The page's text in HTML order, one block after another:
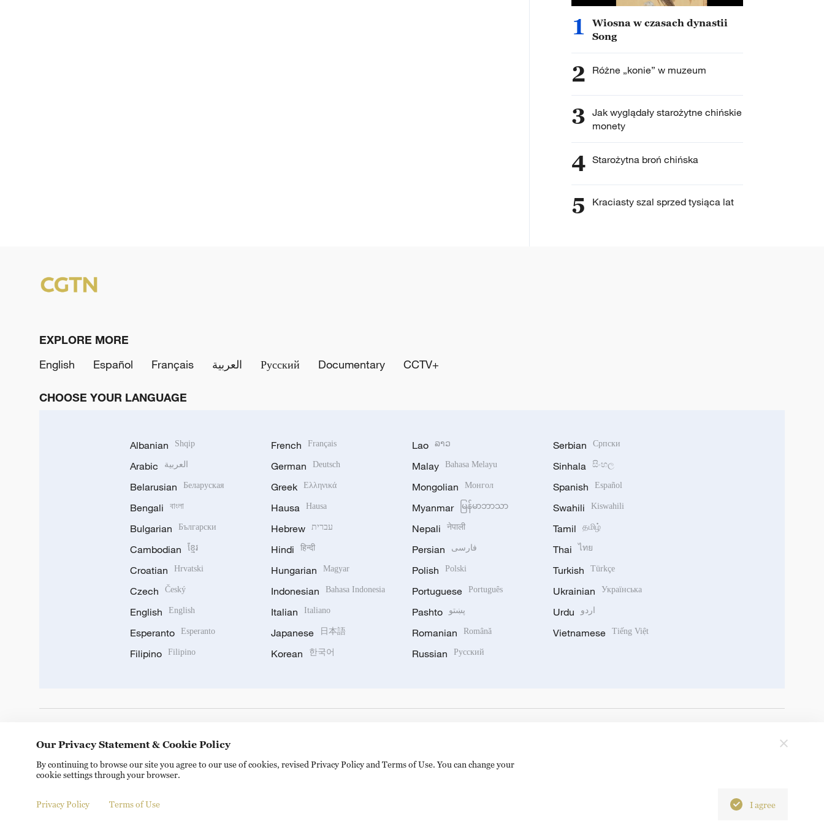
1
Wiosna w czasach dynastii
Song
2 Różne „konie” w muzeum
3 Jak wyglądały starożytne chińskie
monety
4 Starożytna broń chińska
5 Kraciasty szal sprzed tysiąca lat
EXPLORE MORE
English
Español Français العربية Русский Documentary CCTV+
CHOOSE YOUR LANGUAGE
Albanian Shqip
Arabic العربية
Belarusian Беларуская
Bengali বাংলা
Bulgarian Български
Cambodian ខ្មែរ
Croatian Hrvatski
Czech Český
English English
Esperanto Esperanto
Filipino Filipino
French Français
German Deutsch
Greek Ελληνικά
Hausa Hausa
Hebrew עברית
Hindi हिन्दी
Hungarian Magyar
Indonesian Bahasa Indonesia
Italian Italiano
Japanese 日本語
Korean 한국어
Lao ລາວ
Malay Bahasa Melayu
Mongolian Монгол
Myanmar မြန်မာဘာသာ
Nepali नेपाली
Persian فارسی
Polish Polski
Portuguese Português
Pashto پښتو
Romanian Română
Russian Русский
Serbian Српски
Sinhala සිංහල
Spanish Español
Swahili Kiswahili
Tamil தமிழ்
Thai ไทย
Turkish Türkçe
Ukrainian Українська
Urdu اردو
Vietnamese Tiếng Việt
Copyright © 2024 CGTN. 京ICP备20000184号
Our Privacy Statement & Cookie Policy
By continuing to browse our site you agree to our use of cookies, revised Privacy Policy and Terms of Use. You can change your
cookie settings through your browser.
Privacy Policy Terms of Use I agree